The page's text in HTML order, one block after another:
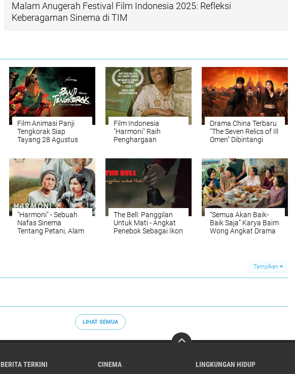
Malam Anugerah Festival Film Indonesia 2025: Refleksi
Keberagaman Sinema di TIM
Film Animasi Panji
Tengkorak Siap
Tayang 28 Agustus
Hans Jaladara
Film Indonesia
"Harmoni" Raih
Penghargaan
Drama China Terbaru
"The Seven Relics of Ill
Omen" Dibintangi
"Harmoni" - Sebuah
Nafas Sinema
Tentang Petani, Alam
The Bell: Panggilan
Untuk Mati - Angkat
Penebok Sebagai Ikon
“Semua Akan Baik-
Baik Saja” Karya Baim
Wong Angkat Drama
Tampilkan
LIHAT SEMUA
BERITA TERKINI CINEMA
LINGKUNGAN HIDUP